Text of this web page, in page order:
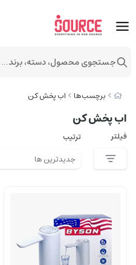
برچسب‌ها اب پخش کن
اب پخش کن
فیلتر ترتیب
جستجوی محصول، دسته، برند...